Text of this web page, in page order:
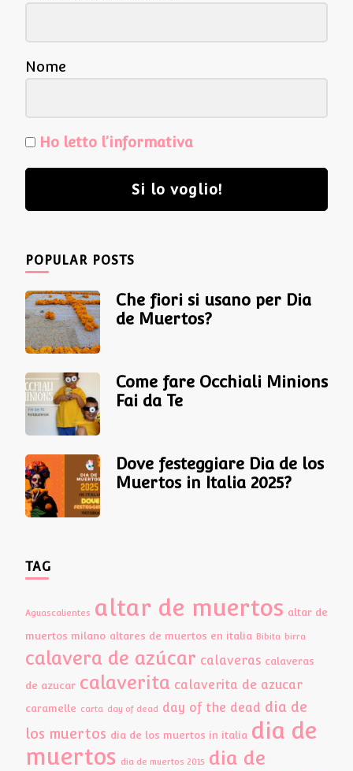
Nome
Ho letto l’informativa
Si lo voglio!
POPULAR POSTS
Che fiori si usano per Dia
de Muertos?
Come fare Occhiali Minions
Fai da Te
Dove festeggiare Dia de los
Muertos in Italia 2025?
TAG
Aguascalientes altar de muertos altar de
muertos milano altares de muertos en italia Bibita birra
calavera de azúcar calaveras calaveras
de azucar calaverita calaverita de azucar
caramelle carta day of dead day of the dead dia de
los muertos dia de los muertos in italia dia de
muertos dia de muertos 2015 dia de